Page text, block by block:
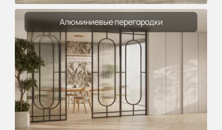
Алюминиевые перегородки